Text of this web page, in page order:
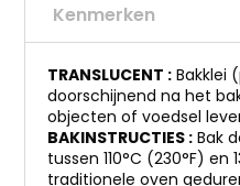
Kenmerken
TRANSLUCENT : Bakklei
doorschijnend na het
objecten of voedsel
BAKINSTRUCTIES : Bak
tussen 110°C (230°F) en
traditionele oven